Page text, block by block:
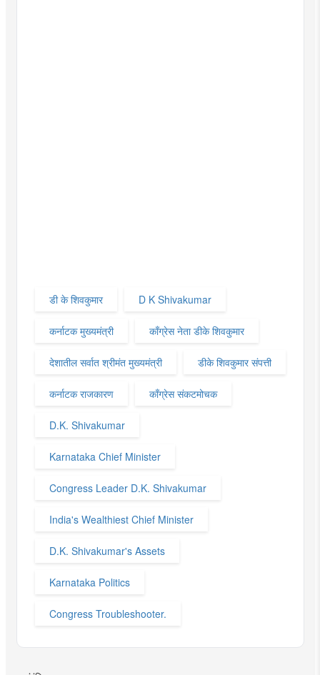
डी के शिवकुमार D K Shivakumar
कर्नाटक मुख्यमंत्री काँग्रेस नेता डीके शिवकुमार
देशातील सर्वात श्रीमंत मुख्यमंत्री डीके शिवकुमार संपत्ती
कर्नाटक राजकारण काँग्रेस संकटमोचक
D.K. Shivakumar
Karnataka Chief Minister
Congress Leader D.K. Shivakumar
India's Wealthiest Chief Minister
D.K. Shivakumar's Assets
Karnataka Politics
Congress Troubleshooter.